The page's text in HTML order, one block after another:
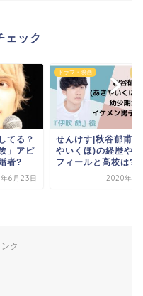
ェック
(あき
プロ
?
9月19日
人物
高須克弥の息子(長
外も子供たちは全員
者?!父から貰った物
2020年11
ク